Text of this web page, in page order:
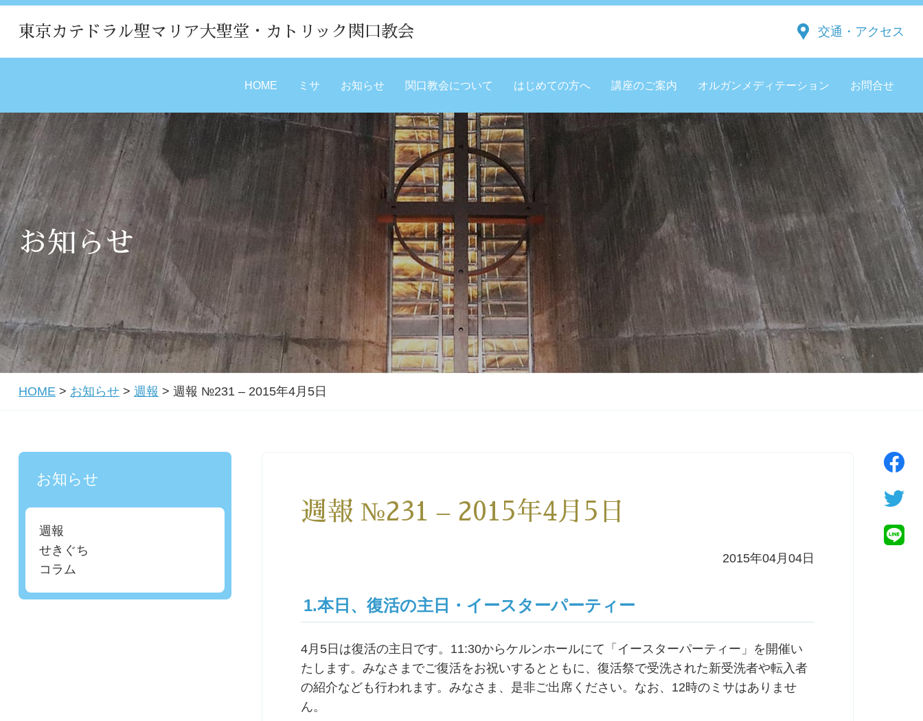
東京カテドラル聖マリア大聖堂・カトリック関口教会 交通・アクセス
HOME ミサ お知らせ 関口教会について はじめての方へ 講座のご案内 オルガンメディテーション お問合せ
お知らせ
HOME > お知らせ > 週報 > 週報 №231 – 2015年4月5日
週報 №231 – 2015年4月5日
2015年04月04日
1.本日、復活の主日・イースターパーティー
4月5日は復活の主日です。11:30からケルンホールにて「イースターパーティー」を開催い
たします。みなさまでご復活をお祝いするとともに、復活祭で受洗された新受洗者や転入者
の紹介なども行われます。みなさま、是非ご出席ください。なお、12時のミサはありませ
ん。
お知らせ
週報
せきぐち
コラム